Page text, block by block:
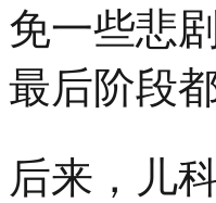
免一些悲
最后阶段
后来，儿